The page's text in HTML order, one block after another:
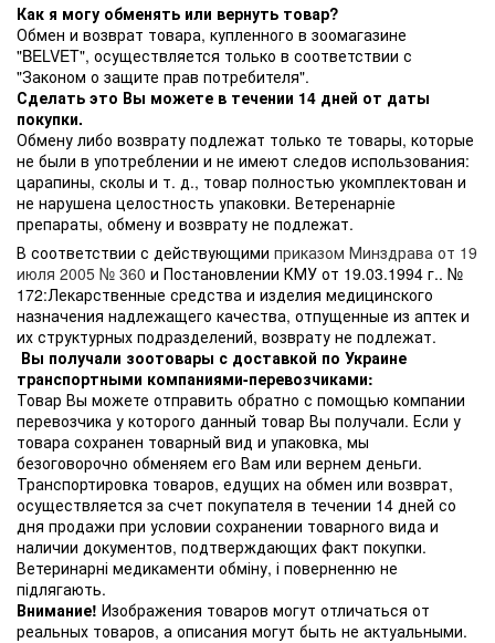
Как я могу обменять или вернуть товар?
Обмен и возврат товара, купленного в зоомагазине
"BELVET", осуществляется только в соответствии с
"Законом о защите прав потребителя".
Сделать это Вы можете в течении 14 дней от даты
покупки.
Обмену либо возврату подлежат только те товары, которые
не были в употреблении и не имеют следов использования:
царапины, сколы и т. д., товар полностью укомплектован и
не нарушена целостность упаковки. Ветеренарніе
препараты, обмену и возврату не подлежат.
В соответствии с действующими приказом Минздрава от 19
июля 2005 № 360 и Постановлении КМУ от 19.03.1994 г.. №
172:Лекарственные средства и изделия медицинского
назначения надлежащего качества, отпущенные из аптек и
их структурных подразделений, возврату не подлежат.
Вы получали зоотовары с доставкой по Украине
транспортными компаниями-перевозчиками:
Товар Вы можете отправить обратно с помощью компании
перевозчика у которого данный товар Вы получали. Если у
товара сохранен товарный вид и упаковка, мы
безоговорочно обменяем его Вам или вернем деньги.
Транспортировка товаров, едущих на обмен или возврат,
осуществляется за счет покупателя в течении 14 дней со
дня продажи при условии сохранении товарного вида и
наличии документов, подтверждающих факт покупки.
Ветеринарні медикаменти обміну, і поверненню не
підлягають.
Внимание! Изображения товаров могут отличаться от
реальных товаров, а описания могут быть не актуальными.